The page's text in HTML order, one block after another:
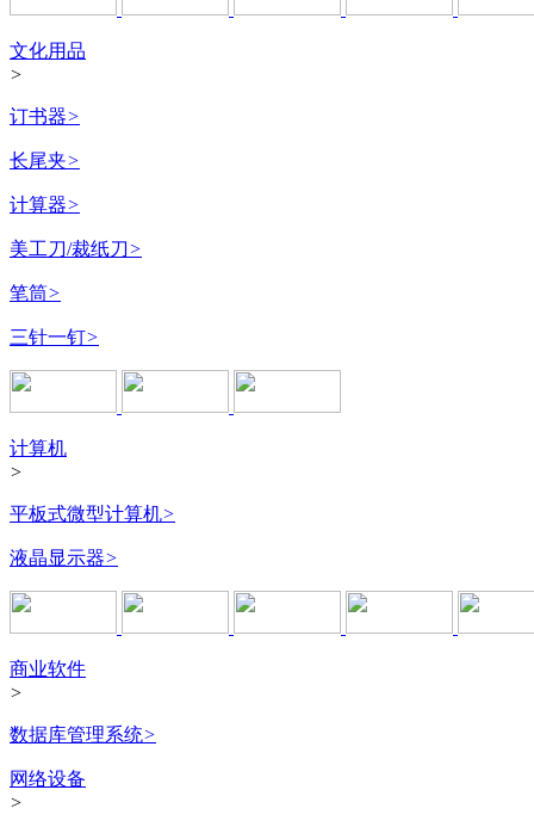
文化用品
>
订书器>
长尾夹>
计算器>
美工刀/裁纸刀>
笔筒>
三针一钉>
计算机
>
平板式微型计算机>
液晶显示器>
商业软件
>
数据库管理系统>
网络设备
>